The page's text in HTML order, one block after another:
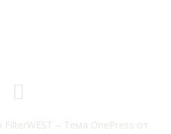
– Тема OnePress от